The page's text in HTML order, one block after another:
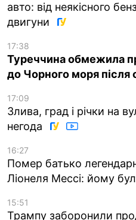
авто: від неякісного
двигуни
17:38
Туреччина обмежила
до Чорного моря після
17:09
Злива, град і річки на
негода
16:27
Помер батько
Ліонеля Мессі: йому
15:51
Трампу заборонили